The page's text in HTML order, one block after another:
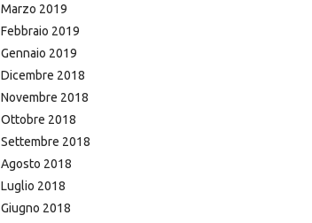
Marzo 2019
Febbraio 2019
Gennaio 2019
Dicembre 2018
Novembre 2018
Ottobre 2018
Settembre 2018
Agosto 2018
Luglio 2018
Giugno 2018